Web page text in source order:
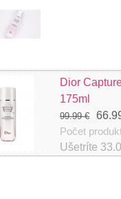
Dior
175ml
99.99 €
Počet
Ušetríte